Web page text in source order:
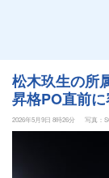
松木玖生の所
昇格PO直前
2026年5月9日 8時26分 写真：